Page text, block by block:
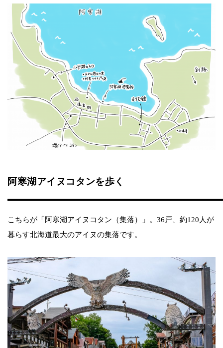
阿寒湖アイヌコタンを歩く
こちらが「阿寒湖アイヌコタン（集落）」。36戸、約120人が
暮らす北海道最大のアイヌの集落です。